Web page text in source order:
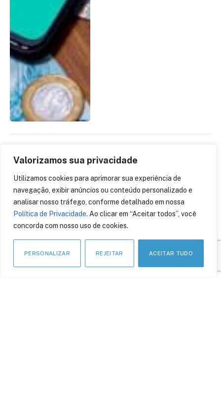
Valorizamos sua privacidade
Utilizamos cookies para aprimorar sua experiência de
navegação, exibir anúncios ou conteúdo personalizado e
analisar nosso tráfego, conforme detalhado em nossa
Política de Privacidade. Ao clicar em “Aceitar todos”, você
concorda com nosso uso de cookies.
PERSONALIZAR REJEITAR ACEITAR TUDO
DINAMO amplia atuação e
tornar uma das principais
empresas brasileiras de
cibersegurança
1 de julho de 2026